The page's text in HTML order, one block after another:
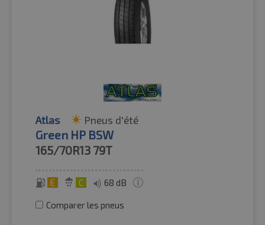
Atlas Pneus d'été
Green HP BSW
165/70R13 79T
E C 68 dB
Comparer les pneus